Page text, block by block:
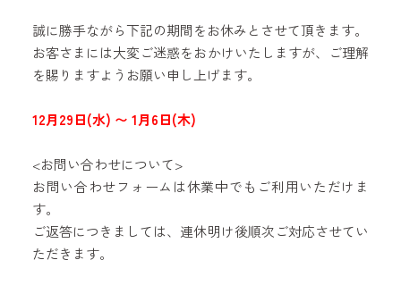
誠に勝手ながら下記の期間をお休みとさせて頂きます。
お客さまには大変ご迷惑をおかけいたしますが、ご理解
を賜りますようお願い申し上げます。
12月29日(水) 〜 1月6日(木)
<お問い合わせについて>
お問い合わせフォームは休業中でもご利用いただけま
す。
ご返答につきましては、連休明け後順次ご対応させてい
ただきます。